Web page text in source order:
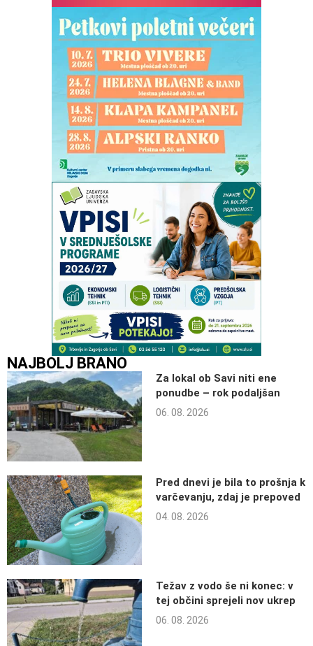
NAJBOLJ BRANO
Za lokal ob Savi niti ene
ponudbe – rok podaljšan
06. 08. 2026
Pred dnevi je bila to prošnja k
varčevanju, zdaj je prepoved
04. 08. 2026
Težav z vodo še ni konec: v
tej občini sprejeli nov ukrep
06. 08. 2026